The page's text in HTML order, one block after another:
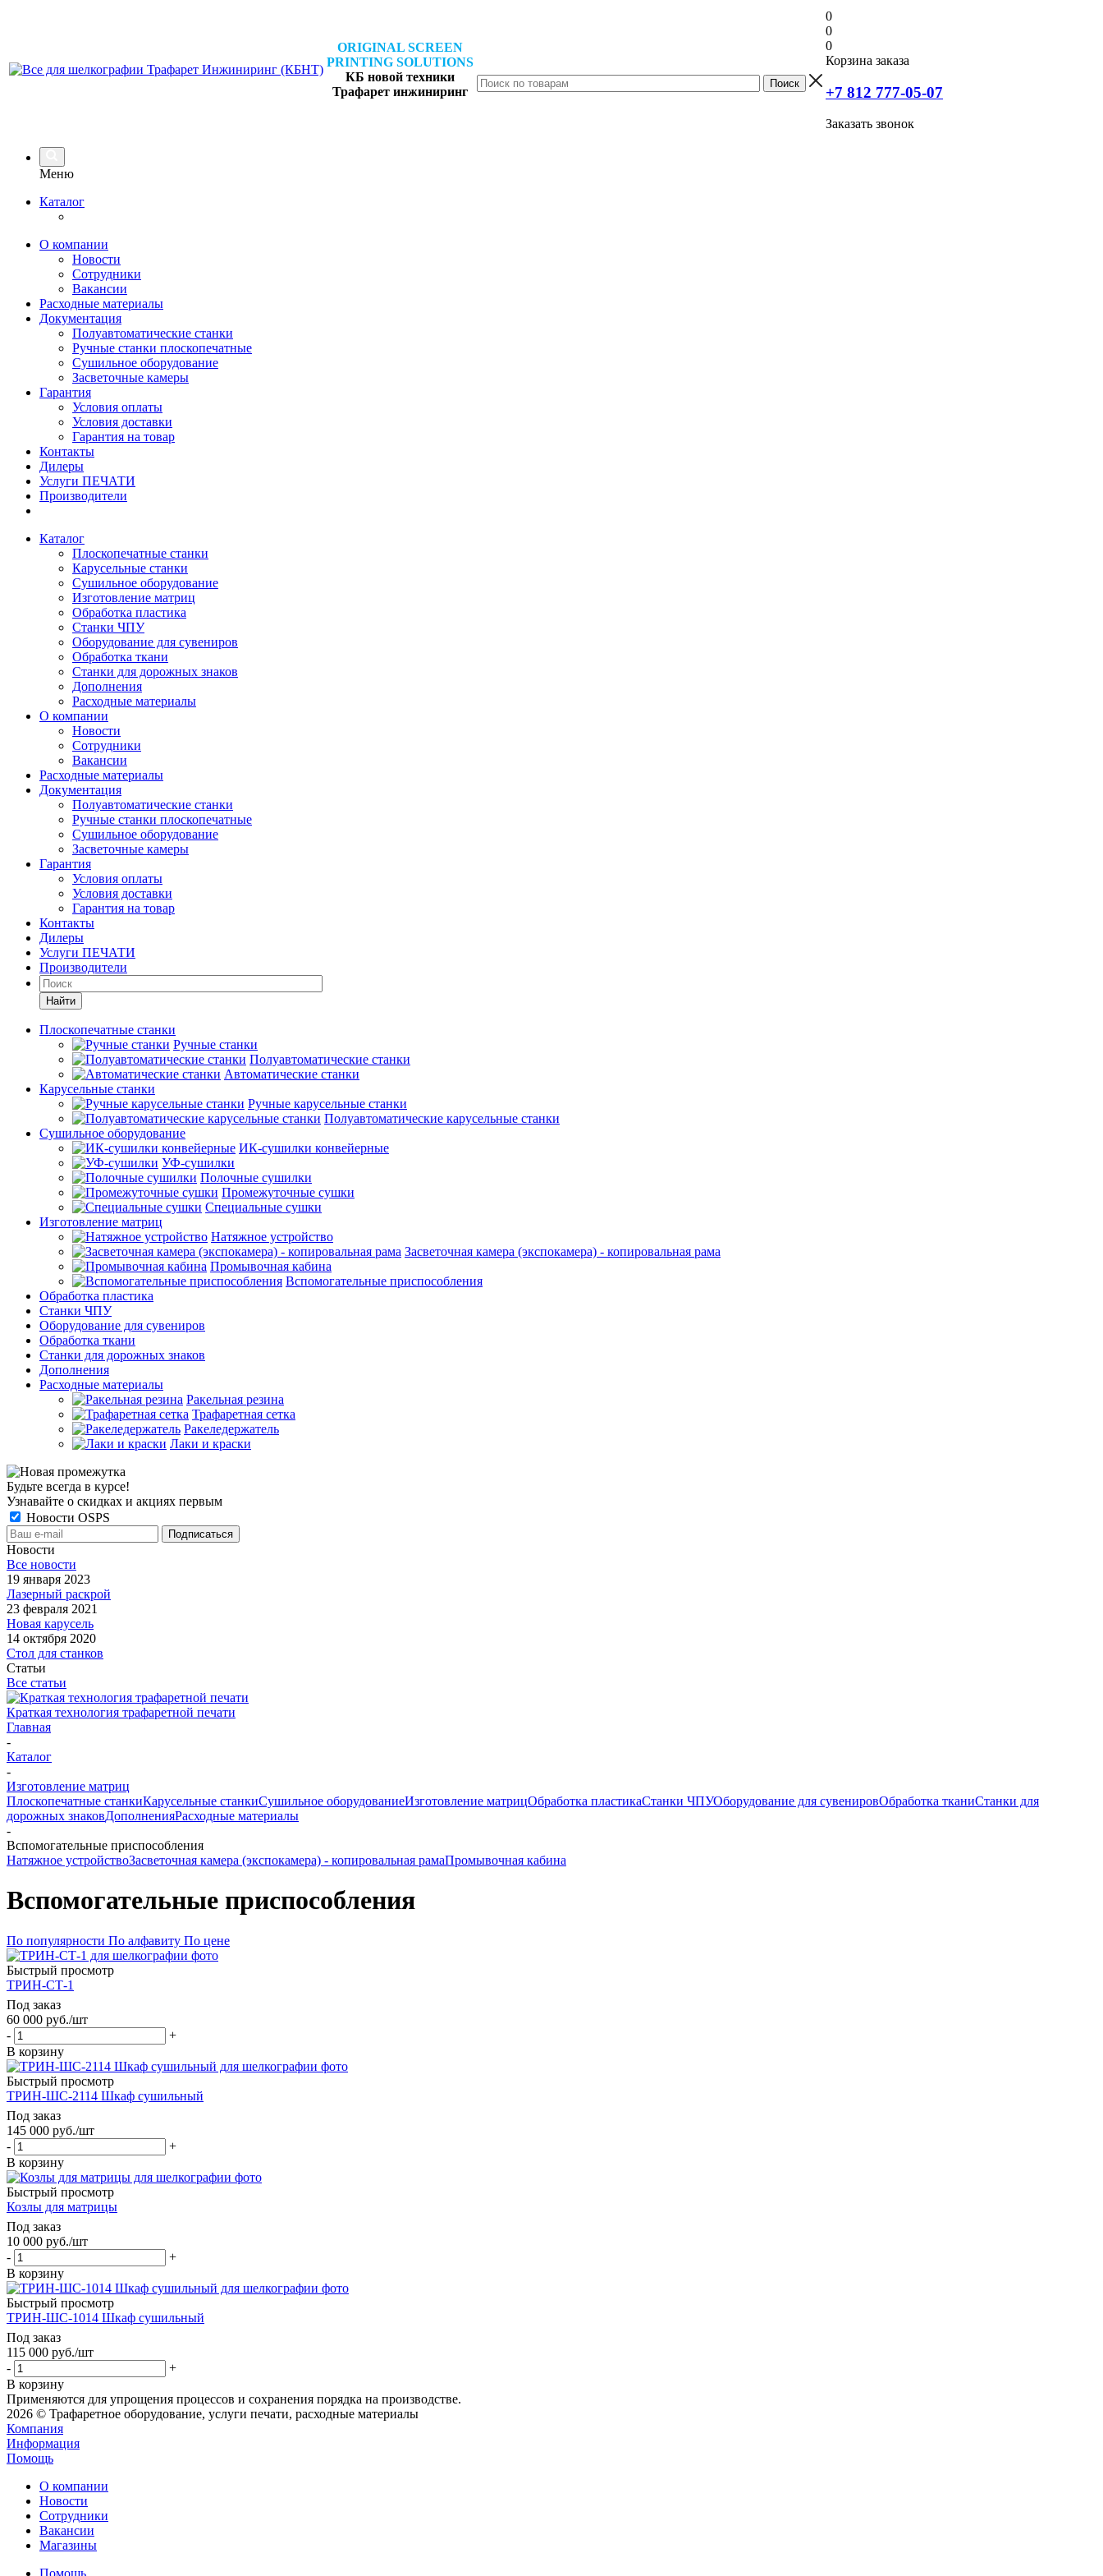
ORIGINAL SCREEN
PRINTING SOLUTIONS
КБ новой техники
Трафарет инжиниринг
0
0
0
Корзина заказа
+7 812 777-05-07
Заказать звонок
Меню
Каталог
О компании
Новости
Сотрудники
Вакансии
Расходные материалы
Документация
Полуавтоматические станки
Ручные станки плоскопечатные
Сушильное оборудование
Засветочные камеры
Гарантия
Условия оплаты
Условия доставки
Гарантия на товар
Контакты
Дилеры
Услуги ПЕЧАТИ
Производители
Каталог
Плоскопечатные станки
Карусельные станки
Сушильное оборудование
Изготовление матриц
Обработка пластика
Станки ЧПУ
Оборудование для сувениров
Обработка ткани
Станки для дорожных знаков
Дополнения
Расходные материалы
О компании
Новости
Сотрудники
Вакансии
Расходные материалы
Документация
Полуавтоматические станки
Ручные станки плоскопечатные
Сушильное оборудование
Засветочные камеры
Гарантия
Условия оплаты
Условия доставки
Гарантия на товар
Контакты
Дилеры
Услуги ПЕЧАТИ
Производители
Найти
Плоскопечатные станки
Ручные станки
Полуавтоматические станки
Автоматические станки
Карусельные станки
Ручные карусельные станки
Полуавтоматические карусельные станки
Сушильное оборудование
ИК-сушилки конвейерные
УФ-сушилки
Полочные сушилки
Промежуточные сушки
Специальные сушки
Изготовление матриц
Натяжное устройство
Засветочная камера (экспокамера) - копировальная рама
Промывочная кабина
Вспомогательные приспособления
Обработка пластика
Станки ЧПУ
Оборудование для сувениров
Обработка ткани
Станки для дорожных знаков
Дополнения
Расходные материалы
Ракельная резина
Трафаретная сетка
Ракеледержатель
Лаки и краски
Будьте всегда в курсе!
Узнавайте о скидках и акциях первым
Новости OSPS
Новости
Все новости
19 января 2023
Лазерный раскрой
23 февраля 2021
Новая карусель
14 октября 2020
Стол для станков
Статьи
Все статьи
Краткая технология трафаретной печати
Главная
-
Каталог
-
Изготовление матриц
Плоскопечатные станкиКарусельные станкиСушильное оборудованиеИзготовление матрицОбработка пластикаСтанки ЧПУОборудование для сувенировОбработка тканиСтанки для
дорожных знаковДополненияРасходные материалы
-
Вспомогательные приспособления
Натяжное устройствоЗасветочная камера (экспокамера) - копировальная рамаПромывочная кабина
Вспомогательные приспособления
По популярности По алфавиту По цене
Быстрый просмотр
ТРИН-СТ-1
Под заказ
60 000 руб./шт
-
+
В корзину
Быстрый просмотр
ТРИН-ШС-2114 Шкаф сушильный
Под заказ
145 000 руб./шт
-
+
В корзину
Быстрый просмотр
Козлы для матрицы
Под заказ
10 000 руб./шт
-
+
В корзину
Быстрый просмотр
ТРИН-ШС-1014 Шкаф сушильный
Под заказ
115 000 руб./шт
-
+
В корзину
Применяются для упрощения процессов и сохранения порядка на производстве.
2026 © Трафаретное оборудование, услуги печати, расходные материалы
Компания
Информация
Помощь
О компании
Новости
Сотрудники
Вакансии
Магазины
Помощь